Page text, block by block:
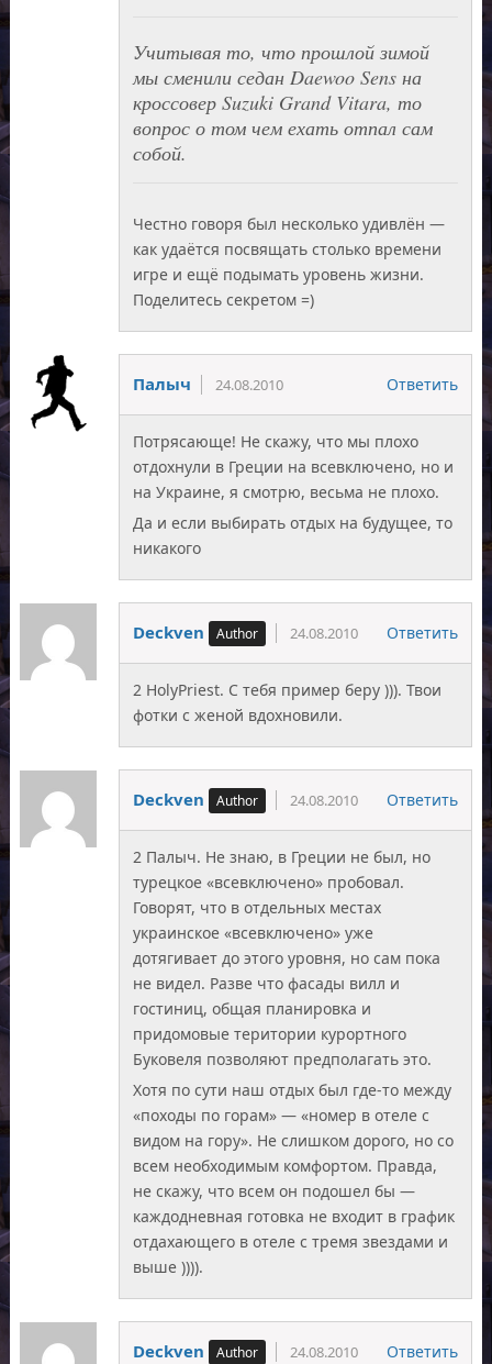
Учитывая то, что прошлой зимой
мы сменили седан Daewoo Sens на
кроссовер Suzuki Grand Vitara, то
вопрос о том чем ехать отпал сам
собой.
Честно говоря был несколько удивлён —
как удаётся посвящать столько времени
игре и ещё подымать уровень жизни.
Поделитесь секретом =)
Палыч 24.08.2010 Ответить
Потрясающе! Не скажу, что мы плохо
отдохнули в Греции на всевключено, но и
на Украине, я смотрю, весьма не плохо.
Да и если выбирать отдых на будущее, то
никакого
Deckven 24.08.2010 Ответить
2 HolyPriest. С тебя пример беру ))). Твои
фотки с женой вдохновили.
Deckven 24.08.2010 Ответить
2 Палыч. Не знаю, в Греции не был, но
турецкое «всевключено» пробовал.
Говорят, что в отдельных местах
украинское «всевключено» уже
дотягивает до этого уровня, но сам пока
не видел. Разве что фасады вилл и
гостиниц, общая планировка и
придомовые територии курортного
Буковеля позволяют предполагать это.
Хотя по сути наш отдых был где-то между
«походы по горам» — «номер в отеле с
видом на гору». Не слишком дорого, но со
всем необходимым комфортом. Правда,
не скажу, что всем он подошел бы —
каждодневная готовка не входит в график
отдахающего в отеле с тремя звездами и
выше )))).
Deckven 24.08.2010 Ответить